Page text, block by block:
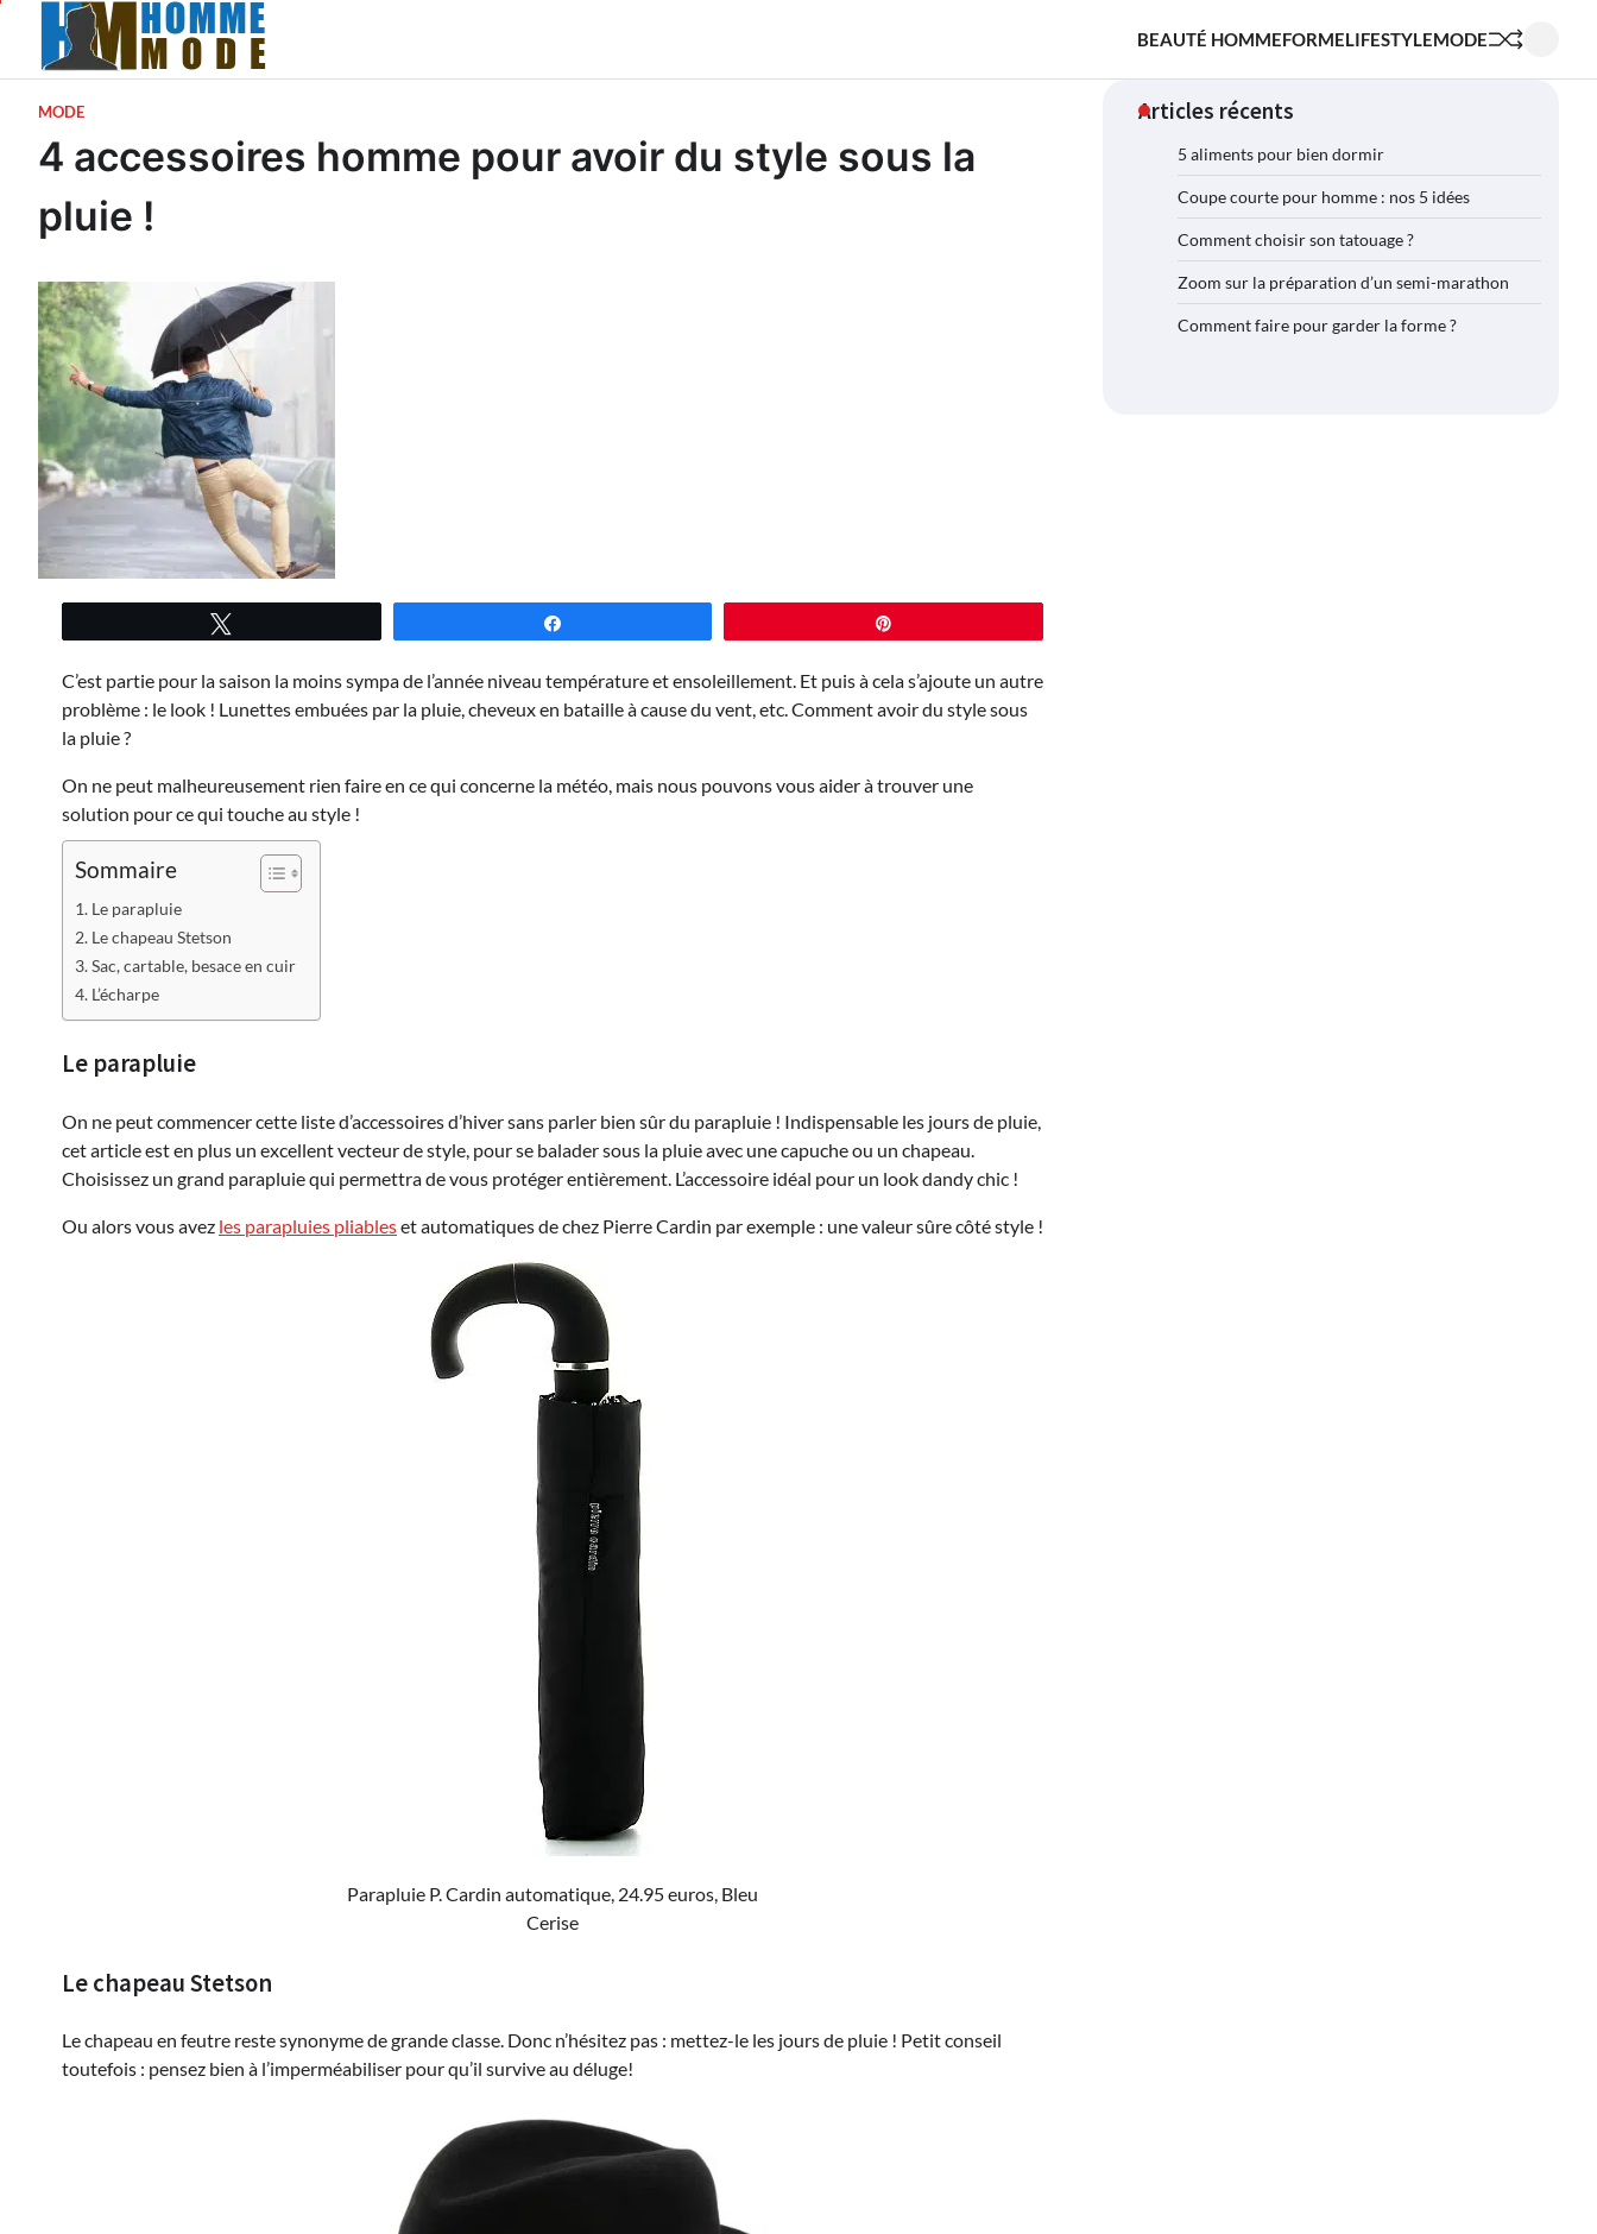
content
BEAUTÉ HOMMEFORMELIFESTYLEMODE
MODE
4 accessoires homme pour avoir du style sous la
pluie !
C’est partie pour la saison la moins sympa de l’année niveau température et ensoleillement. Et puis à cela s’ajoute un autre
problème : le look ! Lunettes embuées par la pluie, cheveux en bataille à cause du vent, etc. Comment avoir du style sous
la pluie ?
On ne peut malheureusement rien faire en ce qui concerne la météo, mais nous pouvons vous aider à trouver une
solution pour ce qui touche au style !
Sommaire
Le parapluie
Le chapeau Stetson
Sac, cartable, besace en cuir
L’écharpe
Le parapluie
On ne peut commencer cette liste d’accessoires d’hiver sans parler bien sûr du parapluie ! Indispensable les jours de pluie,
cet article est en plus un excellent vecteur de style, pour se balader sous la pluie avec une capuche ou un chapeau.
Choisissez un grand parapluie qui permettra de vous protéger entièrement. L’accessoire idéal pour un look dandy chic !
Ou alors vous avez les parapluies pliableset automatiques de chez Pierre Cardin par exemple : une valeur sûre côté style !
Parapluie P. Cardin automatique, 24.95 euros, Bleu
Cerise
Le chapeau Stetson
Le chapeau en feutre reste synonyme de grande classe. Donc n’hésitez pas : mettez-le les jours de pluie ! Petit conseil
toutefois : pensez bien à l’imperméabiliser pour qu’il survive au déluge!
Articles récents
5 aliments pour bien dormir
Coupe courte pour homme : nos 5 idées
Comment choisir son tatouage ?
Zoom sur la préparation d’un semi-marathon
Comment faire pour garder la forme ?